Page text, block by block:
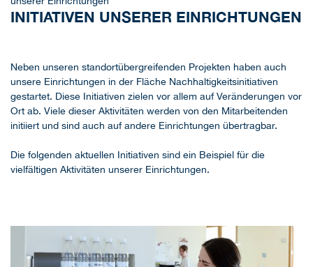
INITIATIVEN UNSERER EINRICHTUNGEN
Neben unseren standortübergreifenden Projekten haben auch
unsere Einrichtungen in der Fläche Nachhaltigkeitsinitiativen
gestartet. Diese Initiativen zielen vor allem auf Veränderungen vor
Ort ab. Viele dieser Aktivitäten werden von den Mitarbeitenden
initiiert und sind auch auf andere Einrichtungen übertragbar.
Die folgenden aktuellen Initiativen sind ein Beispiel für die
vielfältigen Aktivitäten unserer Einrichtungen.